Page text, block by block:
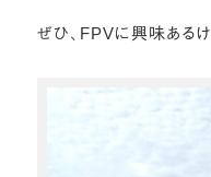
ぜひ、FPVに興味あるけ